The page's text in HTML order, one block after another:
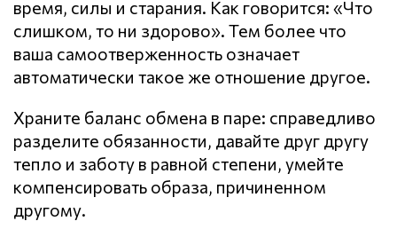
время, силы и старания. Как говорится: «Что
слишком, то ни здорово». Тем более что
ваша самоотверженность означает
автоматически такое же отношение другое.
Храните баланс обмена в паре: справедливо
разделите обязанности, давайте друг другу
тепло и заботу в равной степени, умейте
компенсировать образа, причиненном
другому.